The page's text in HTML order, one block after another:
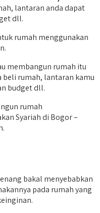
lantaran anda dapat
dll.
rumah menggunakan
membangun rumah itu
rumah, lantaran kamu
budget dll.
rumah
Syariah di Bogor –
bakal menyebabkan
pada rumah yang